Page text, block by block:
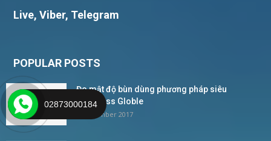
Live, Viber, Telegram
POPULAR POSTS
Đo mật độ bùn dùng phương pháp siêu
âm_Wess Globle
2 November 2017
02873000184